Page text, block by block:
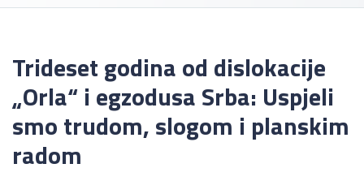
Trideset godina od dislokacije
„Orla“ i egzodusa Srba: Uspjeli
smo trudom, slogom i planskim
radom